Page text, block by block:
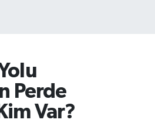
Perde
Var?